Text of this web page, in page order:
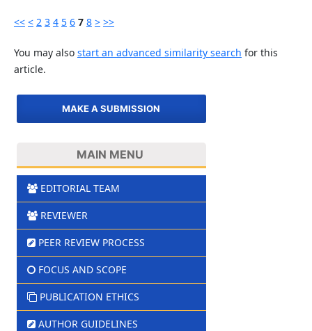
<< < 2 3 4 5 6 7 8 > >>
You may also start an advanced similarity search for this
article.
MAKE A SUBMISSION
MAIN MENU
EDITORIAL TEAM
REVIEWER
PEER REVIEW PROCESS
FOCUS AND SCOPE
PUBLICATION ETHICS
AUTHOR GUIDELINES